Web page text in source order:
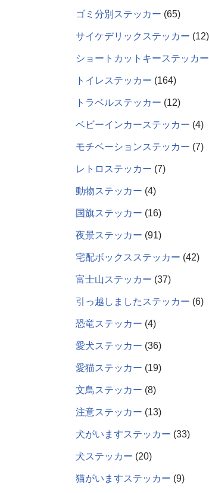
ゴミ分別ステッカー 65
サイケデリックステッカー 12
ショートカットキーステッカー
トイレステッカー 164
トラベルステッカー 12
ベビーインカーステッカー 4
モチベーションステッカー 7
レトロステッカー 7
動物ステッカー 4
国旗ステッカー 16
夜景ステッカー 91
宅配ボックスステッカー 42
富士山ステッカー 37
引っ越しましたステッカー 6
恐竜ステッカー 4
愛犬ステッカー 36
愛猫ステッカー 19
文鳥ステッカー 8
注意ステッカー 13
犬がいますステッカー 33
犬ステッカー 20
猫がいますステッカー 9